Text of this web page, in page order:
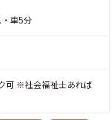
車5分
可 ※社会福祉士あれば